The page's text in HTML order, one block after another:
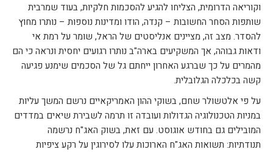
וקוריאה הדרומית, הצליחו להגיע להסכמות חלקיות, בעוד שמרבית
שותפות הסחר החשובות – קנדה, הודו ומדינות נוספות – נותרו מחוץ
להסדר. מצב זה, מציינים אנליסטים של הראל, שומר על רמת אי
ודאות גבוהה, אך המשקיעים בארה"ב נותרו רגועים יחסית ונראה כי הם
מהמרים על כך שברגע האחרון ייחתם גל של הסכמים שימנע פגיעה
קשה בכלכלה הגלובלית.
על פי אלטשולר שחם, בשוקי ההון האמריקאיים נרשם המשך עליות
במניות הטכנולוגיה הגדולות ועובדה זו תרמה לשבירת שיאים במדדים
המובילים גם בחודש אוגוסט. עם זאת, בשוק האג"ח נרשמה
תנודתיות: תשואות האג"ח הארוכות עלו לסירוגין על רקע ציפיות